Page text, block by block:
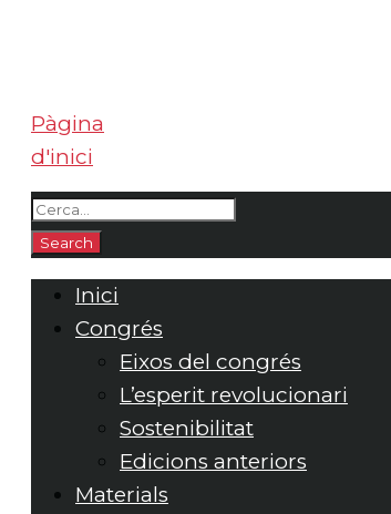
Pàgina
d'inici
Inici
Congrés
Eixos del congrés
L’esperit revolucionari
Sostenibilitat
Edicions anteriors
Materials